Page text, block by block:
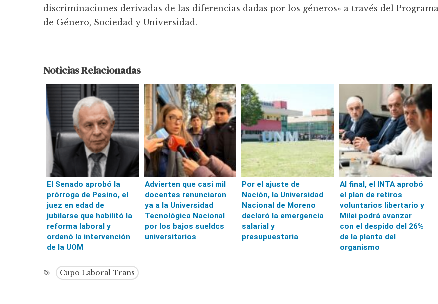
discriminaciones derivadas de las diferencias dadas por los géneros» a través del Programa
de Género, Sociedad y Universidad.
Noticias Relacionadas
El Senado aprobó la
prórroga de Pesino, el
juez en edad de
jubilarse que habilitó la
reforma laboral y
ordenó la intervención
de la UOM
Advierten que casi mil
docentes renunciaron
ya a la Universidad
Tecnológica Nacional
por los bajos sueldos
universitarios
Por el ajuste de
Nación, la Universidad
Nacional de Moreno
declaró la emergencia
salarial y
presupuestaria
Al final, el INTA aprobó
el plan de retiros
voluntarios libertario y
Milei podrá avanzar
con el despido del 26%
de la planta del
organismo
Cupo Laboral Trans